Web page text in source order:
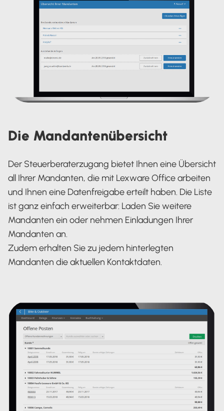
Die Mandantenübersicht
Der Steuerberaterzugang bietet Ihnen eine Übersicht
all Ihrer Mandanten, die mit Lexware Office arbeiten
und Ihnen eine Datenfreigabe erteilt haben. Die Liste
ist ganz einfach erweiterbar: Laden Sie weitere
Mandanten ein oder nehmen Einladungen Ihrer
Mandanten an.
Zudem erhalten Sie zu jedem hinterlegten
Mandanten die aktuellen Kontaktdaten.